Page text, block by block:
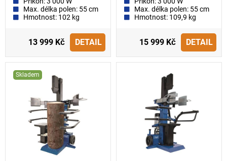
Max. délka polen: 55 cm
Hmotnost: 102 kg
13 999 Kč DETAIL
Max. délka polen: 55 cm
Hmotnost: 109,9 kg
15 999 Kč DETAIL
Skladem